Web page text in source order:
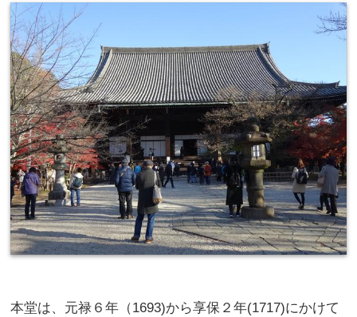
本堂は、元禄６年（1693)から享保２年(1717)にかけて